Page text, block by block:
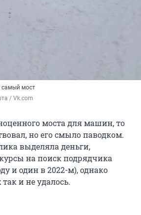
самый мост
/ Vk.com
моста для машин, то
но его смыло паводком.
выделяла деньги,
на поиск подрядчика
и один в 2022-м), однако
и не удалось.